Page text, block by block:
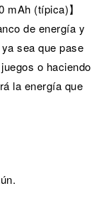
mAh (típica)】
de energía y
sea que pase
o haciendo
la energía que